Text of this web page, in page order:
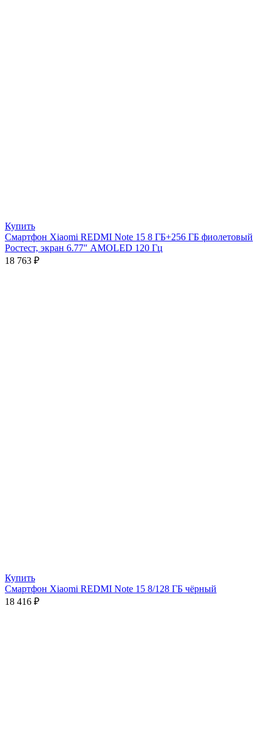
Купить
Смартфон Xiaomi REDMI Note 15 8 ГБ+256 ГБ фиолетовый
Ростест, экран 6.77″ AMOLED 120 Гц
18 763 ₽
Купить
Смартфон Xiaomi REDMI Note 15 8/128 ГБ чёрный
18 416 ₽